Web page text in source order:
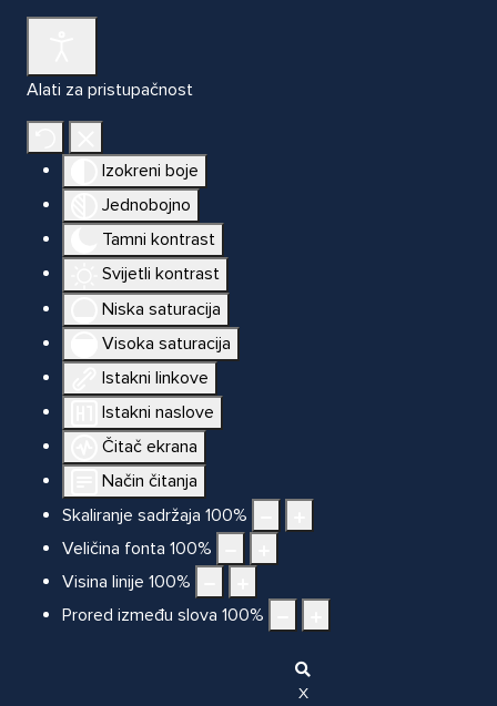
Alati za pristupačnost
Izokreni boje
Jednobojno
Tamni kontrast
Svijetli kontrast
Niska saturacija
Visoka saturacija
Istakni linkove
Istakni naslove
Čitač ekrana
Način čitanja
Skaliranje sadržaja 100%
Veličina fonta 100%
Visina linije 100%
Prored između slova 100%
X